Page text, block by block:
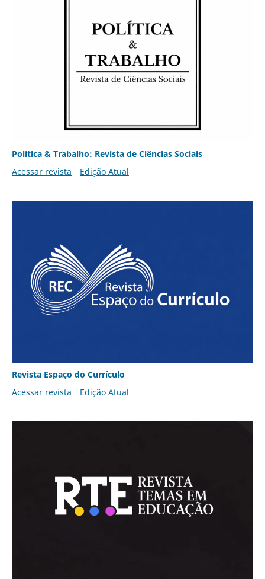
Política & Trabalho: Revista de Ciências Sociais
Acessar revista
Edição Atual
Revista Espaço do Currículo
Acessar revista
Edição Atual